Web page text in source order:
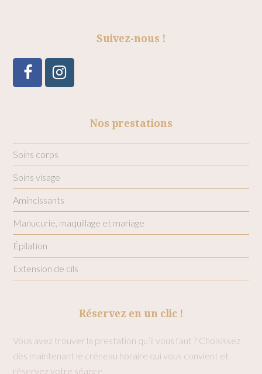
Suivez-nous !
FacebookInstagram
Nos prestations
Soins corps
Soins visage
Amincissants
Manucurie, maquillage et mariage
Épilation
Extension de cils
Réservez en un clic !
Vous avez trouver la prestation qu’il vous faut ? Choisissez
dès maintenant le créneau horaire qui vous convient et
réservez votre séance.